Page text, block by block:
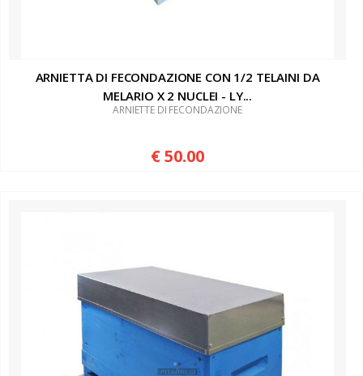
ARNIETTA DI FECONDAZIONE CON 1/2 TELAINI DA
MELARIO X 2 NUCLEI - LY...
ARNIETTE DI FECONDAZIONE
€ 50.00